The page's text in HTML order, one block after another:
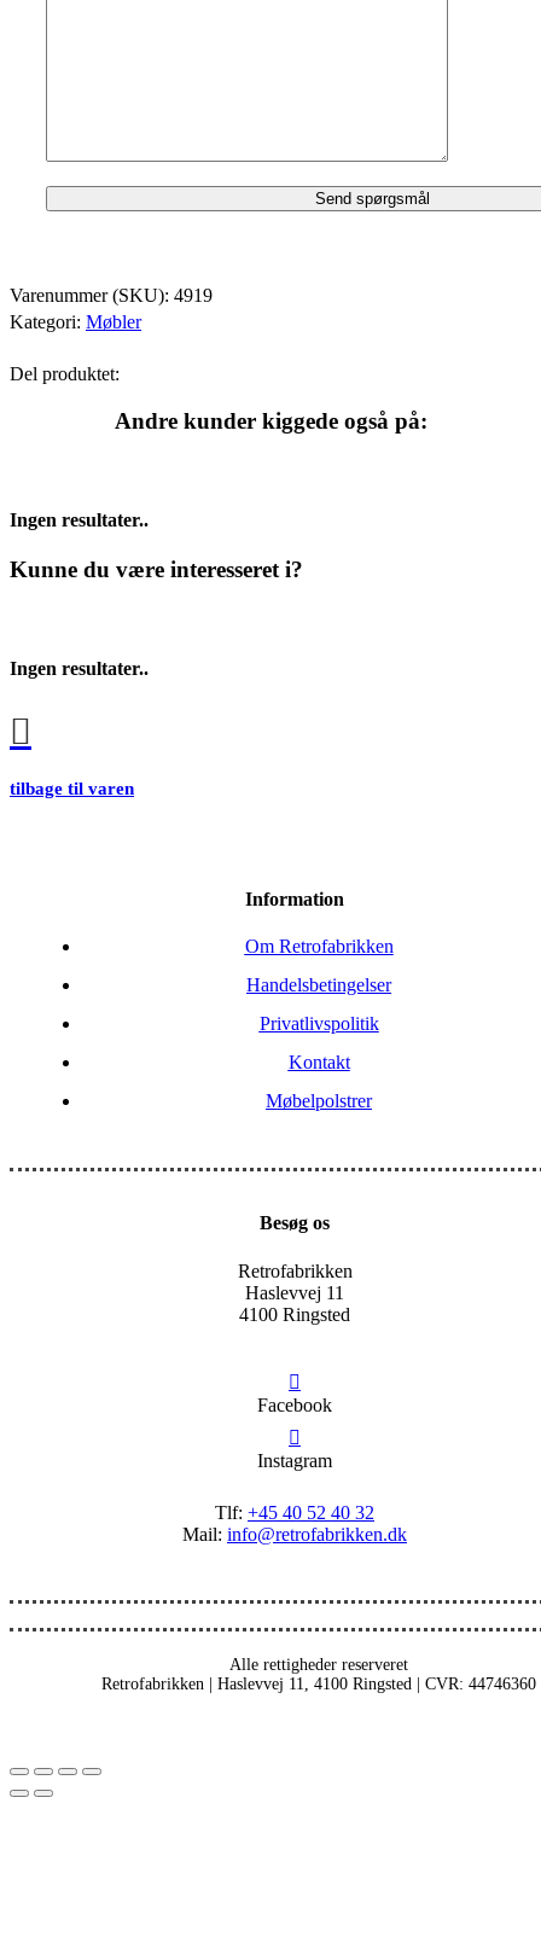
Varenummer (SKU): 4919
Kategori: Møbler
Del produktet:
Andre kunder kiggede også på:
Ingen resultater..
Kunne du være interesseret i?
Ingen resultater..
tilbage til varen
Information
Om Retrofabrikken
Handelsbetingelser
Privatlivspolitik
Kontakt
Møbelpolstrer
Besøg os
Retrofabrikken
Haslevvej 11
4100 Ringsted
Facebook
Instagram
Tlf: +45 40 52 40 32
Mail: info@retrofabrikken.dk
Alle rettigheder reserveret
Retrofabrikken | Haslevvej 11, 4100 Ringsted | CVR: 44746360